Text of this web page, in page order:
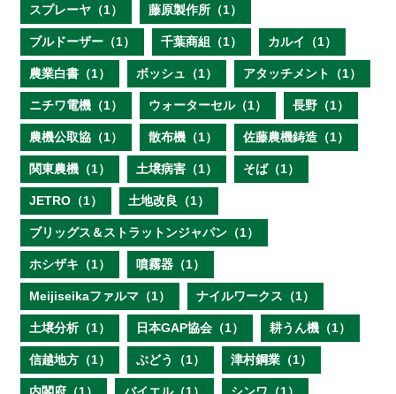
スプレーヤ（1） 藤原製作所（1）
ブルドーザー（1） 千葉商組（1） カルイ（1）
農業白書（1） ボッシュ（1） アタッチメント（1）
ニチワ電機（1） ウォーターセル（1） 長野（1）
農機公取協（1） 散布機（1） 佐藤農機鋳造（1）
関東農機（1） 土壌病害（1） そば（1）
JETRO（1） 土地改良（1）
ブリッグス＆ストラットンジャパン（1）
ホシザキ（1） 噴霧器（1）
Meijiseikaファルマ（1） ナイルワークス（1）
土壌分析（1） 日本GAP協会（1） 耕うん機（1）
信越地方（1） ぶどう（1） 津村鋼業（1）